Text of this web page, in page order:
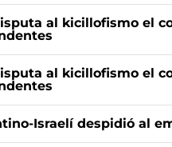
al kicillofismo el
al kicillofismo el
Israelí despidió al